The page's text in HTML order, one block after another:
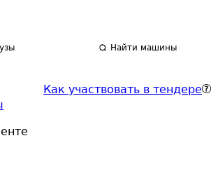
Найти машины
Как участвовать в тендере